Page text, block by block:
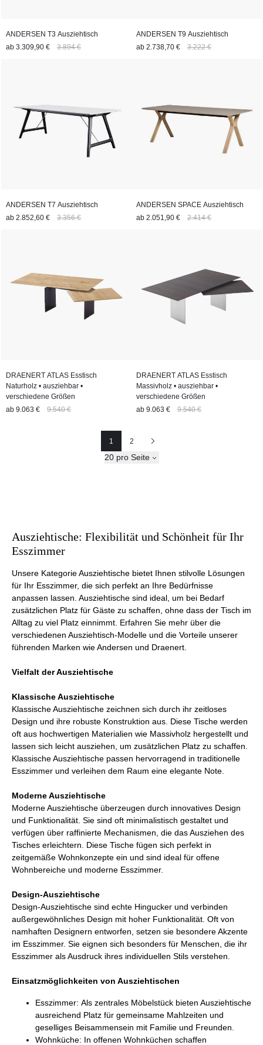
ANDERSEN T3 Ausziehtisch
ab 3.309,90 € 3.894 €
ANDERSEN T9 Ausziehtisch
ab 2.738,70 € 3.222 €
ANDERSEN T7 Ausziehtisch
ab 2.852,60 € 3.356 €
ANDERSEN SPACE Ausziehtisch
ab 2.051,90 € 2.414 €
DRAENERT ATLAS Esstisch
Naturholz • ausziehbar •
verschiedene Größen
ab 9.063 € 9.540 €
DRAENERT ATLAS Esstisch
Massivholz • ausziehbar •
verschiedene Größen
ab 9.063 € 9.540 €
Seite
1
Seite
2
Nächste
20 pro Seite
Ausziehtische: Flexibilität und Schönheit für Ihr
Esszimmer
Unsere Kategorie Ausziehtische bietet Ihnen stilvolle Lösungen
für Ihr Esszimmer, die sich perfekt an Ihre Bedürfnisse
anpassen lassen. Ausziehtische sind ideal, um bei Bedarf
zusätzlichen Platz für Gäste zu schaffen, ohne dass der Tisch im
Alltag zu viel Platz einnimmt. Erfahren Sie mehr über die
verschiedenen Ausziehtisch-Modelle und die Vorteile unserer
führenden Marken wie Andersen und Draenert.
Vielfalt der Ausziehtische
Klassische Ausziehtische
Klassische Ausziehtische zeichnen sich durch ihr zeitloses
Design und ihre robuste Konstruktion aus. Diese Tische werden
oft aus hochwertigen Materialien wie Massivholz hergestellt und
lassen sich leicht ausziehen, um zusätzlichen Platz zu schaffen.
Klassische Ausziehtische passen hervorragend in traditionelle
Esszimmer und verleihen dem Raum eine elegante Note.
Moderne Ausziehtische
Moderne Ausziehtische überzeugen durch innovatives Design
und Funktionalität. Sie sind oft minimalistisch gestaltet und
verfügen über raffinierte Mechanismen, die das Ausziehen des
Tisches erleichtern. Diese Tische fügen sich perfekt in
zeitgemäße Wohnkonzepte ein und sind ideal für offene
Wohnbereiche und moderne Esszimmer.
Design-Ausziehtische
Design-Ausziehtische sind echte Hingucker und verbinden
außergewöhnliches Design mit hoher Funktionalität. Oft von
namhaften Designern entworfen, setzen sie besondere Akzente
im Esszimmer. Sie eignen sich besonders für Menschen, die ihr
Esszimmer als Ausdruck ihres individuellen Stils verstehen.
Einsatzmöglichkeiten von Ausziehtischen
Esszimmer: Als zentrales Möbelstück bieten Ausziehtische
ausreichend Platz für gemeinsame Mahlzeiten und
geselliges Beisammensein mit Familie und Freunden.
Wohnküche: In offenen Wohnküchen schaffen